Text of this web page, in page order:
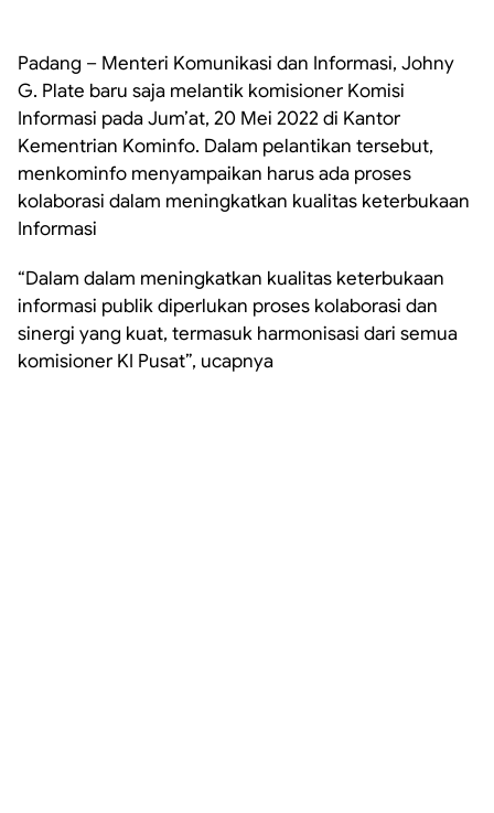
Padang – Menteri Komunikasi dan Informasi, Johny
G. Plate baru saja melantik komisioner Komisi
Informasi pada Jum’at, 20 Mei 2022 di Kantor
Kementrian Kominfo. Dalam pelantikan tersebut,
menkominfo menyampaikan harus ada proses
kolaborasi dalam meningkatkan kualitas keterbukaan
Informasi
“Dalam dalam meningkatkan kualitas keterbukaan
informasi publik diperlukan proses kolaborasi dan
sinergi yang kuat, termasuk harmonisasi dari semua
komisioner KI Pusat”, ucapnya